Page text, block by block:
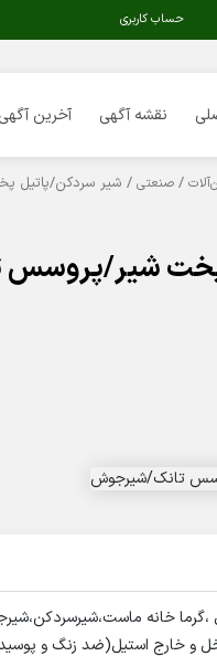
حساب کاربری
نقشه آگهی آخرین
/ صنعتی / شیر سردکن/پاتیل
پخت شیر/
،گرما خانه
و خارج استیل(ضد زنگ و